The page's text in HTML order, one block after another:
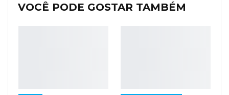
VOCÊ PODE GOSTAR TAMBÉM